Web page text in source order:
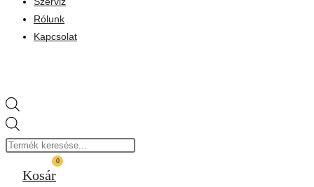
Rólunk
Kapcsolat
search
0
Kosár